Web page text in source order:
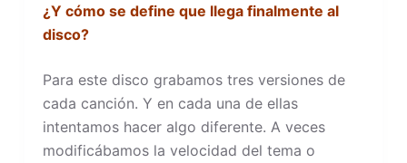
¿Y cómo se define que llega finalmente al
disco?
Para este disco grabamos tres versiones de
cada canción. Y en cada una de ellas
intentamos hacer algo diferente. A veces
modificábamos la velocidad del tema o